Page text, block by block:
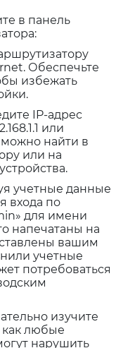
в панель
Обеспечьте
избежать
IP-адрес
или
можно найти в
или на
учетные данные
входа по
для имени
напечатаны на
вашим
учетные
потребоваться
изучите
как любые
нарушить